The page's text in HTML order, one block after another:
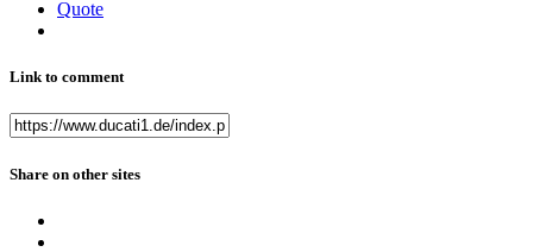
Quote
Link to comment
Share on other sites